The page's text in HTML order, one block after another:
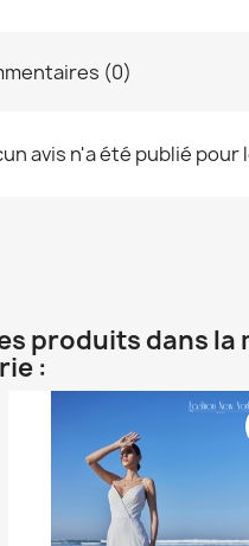
(0)
avis n'a été publié pour
produits dans la
: